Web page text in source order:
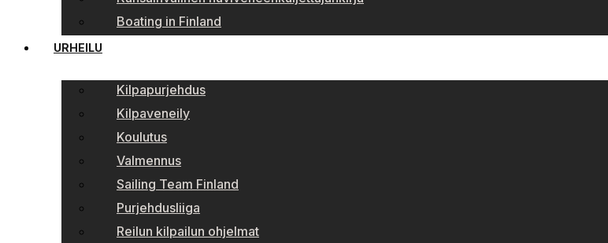
Boating in Finland
URHEILU
Kilpapurjehdus
Kilpaveneily
Koulutus
Valmennus
Sailing Team Finland
Purjehdusliiga
Reilun kilpailun ohjelmat